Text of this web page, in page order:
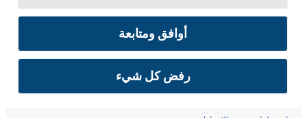
أوافق ومتابعة
رفض كل شيء